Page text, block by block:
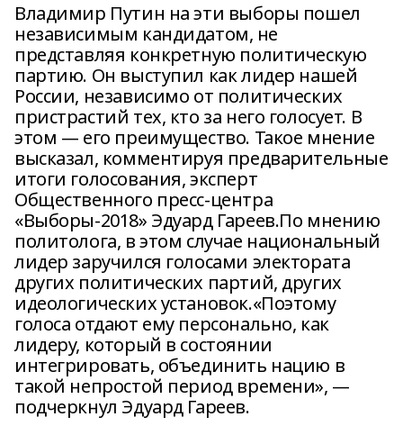
Владимир Путин на эти выборы пошел
независимым кандидатом, не
представляя конкретную политическую
партию. Он выступил как лидер нашей
России, независимо от политических
пристрастий тех, кто за него голосует. В
этом — его преимущество. Такое мнение
высказал, комментируя предварительные
итоги голосования, эксперт
Общественного пресс-центра
«Выборы-2018» Эдуард Гареев.По мнению
политолога, в этом случае национальный
лидер заручился голосами электората
других политических партий, других
идеологических установок.«Поэтому
голоса отдают ему персонально, как
лидеру, который в состоянии
интегрировать, объединить нацию в
такой непростой период времени», —
подчеркнул Эдуард Гареев.